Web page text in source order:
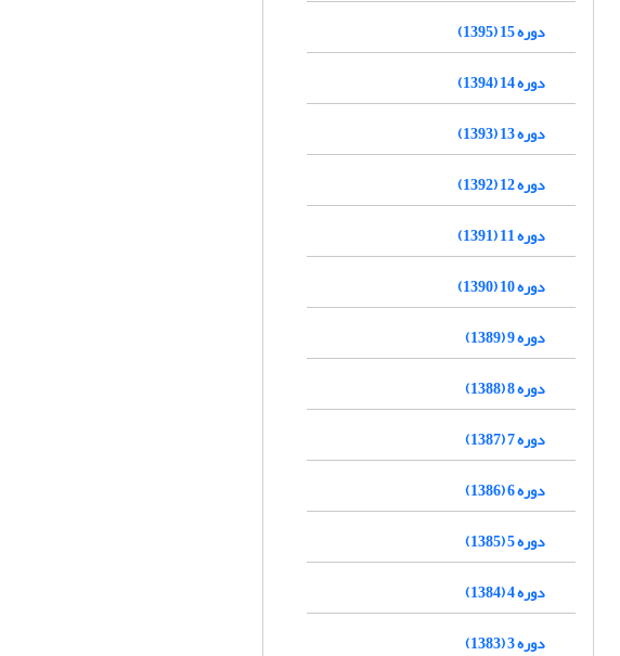
دوره 15 (1395)
دوره 14 (1394)
دوره 13 (1393)
دوره 12 (1392)
دوره 11 (1391)
دوره 10 (1390)
دوره 9 (1389)
دوره 8 (1388)
دوره 7 (1387)
دوره 6 (1386)
دوره 5 (1385)
دوره 4 (1384)
دوره 3 (1383)